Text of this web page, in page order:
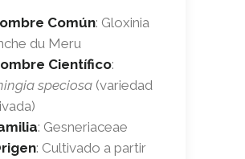
Común: Gloxinia
du Meru
Científico:
speciosa (variedad
: Gesneriaceae
: Cultivado a partir